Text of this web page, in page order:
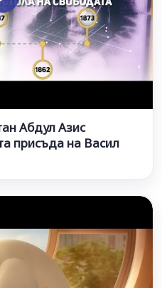
Абдул Азис
присъда на Васил